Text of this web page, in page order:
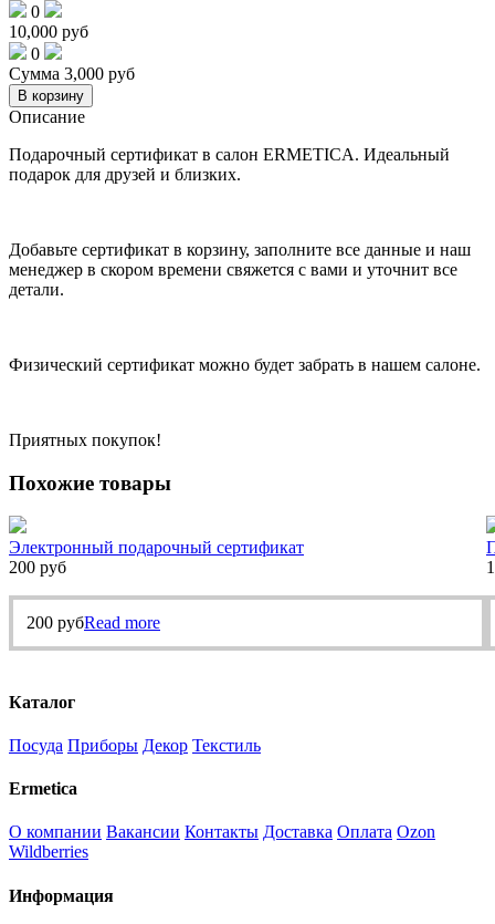
0
10,000 руб
0
Сумма 3,000 руб
В корзину
Описание
Подарочный сертификат в салон ERMETICA. Идеальный
подарок для друзей и близких.
Добавьте сертификат в корзину, заполните все данные и наш
менеджер в скором времени свяжется с вами и уточнит все
детали.
Физический сертификат можно будет забрать в нашем салоне.
Приятных покупок!
Похожие товары
Электронный подарочный сертификат
200 руб
200 рубRead more
Каталог
Посуда Приборы Декор Текстиль
Ermetica
О компании Вакансии Контакты Доставка Оплата Ozon
Wildberries
Информация